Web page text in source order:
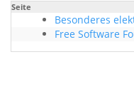
Seite
Besonderes
Free Software